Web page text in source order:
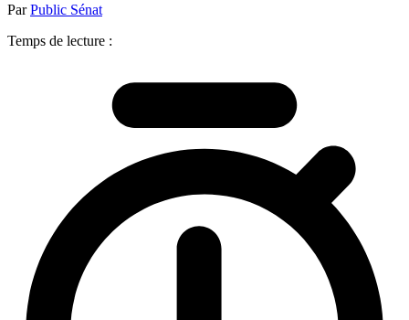
ParPublic Sénat
Temps de lecture :